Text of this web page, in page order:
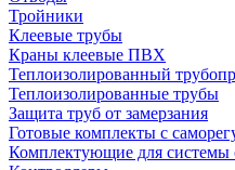
Тройники
Клеевые трубы
Краны клеевые ПВХ
Теплоизолированный
Теплоизолированные трубы
Защита труб от замерзания
Готовые комплекты с
Комплектующие для системы